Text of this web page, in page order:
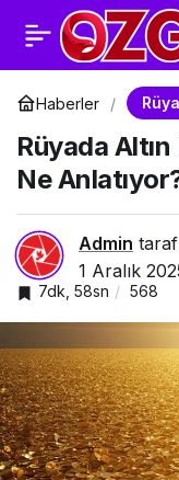
Haberler
Rüyada
Ne
Admin
1 Aralık
7dk, 58sn 568
Rüyada Altın
Yağmurunda
Islanmak Ne
Anlatıyor?